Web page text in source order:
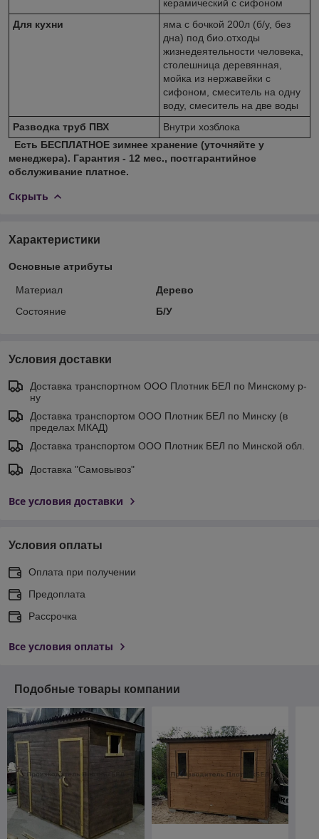
керамический с сифоном
Для кухни
яма с бочкой 200л (б/у, без
дна) под био.отходы
жизнедеятельности человека,
столешница деревянная,
мойка из нержавейки с
сифоном, смеситель на одну
воду, смеситель на две воды
Разводка труб ПВХ
Внутри хозблока
Есть БЕСПЛАТНОЕ зимнее хранение (уточняйте у
менеджера). Гарантия - 12 мес., постгарантийное
обслуживание платное.
Скрыть
Характеристики
Основные атрибуты
Материал
Дерево
Состояние
Б/У
Условия доставки
Доставка транспортном ООО Плотник БЕЛ по Минскому р-
ну
Доставка транспортом ООО Плотник БЕЛ по Минску (в
пределах МКАД)
Доставка транспортом ООО Плотник БЕЛ по Минской обл.
Доставка "Самовывоз"
Все условия доставки
Условия оплаты
Оплата при получении
Предоплата
Рассрочка
Все условия оплаты
Подобные товары компании